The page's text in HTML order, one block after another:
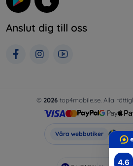
4.6
Anslut dig till oss
© 2026 top4mobile.se. Alla
Våra webbutiker